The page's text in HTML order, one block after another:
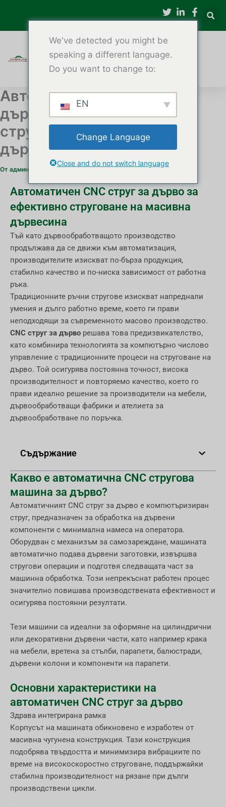
съдържанието
Автоматичен CNC струг за
дърво за ефективно
струговане на масивна
дървесина
От администратор
Автоматичен CNC струг за дърво за
ефективно струговане на масивна
дървесина
Тъй като дървообработващото производство
продължава да се движи към автоматизация,
производителите изискват по-бърза продукция,
стабилно качество и по-ниска зависимост от работна
ръка.
Традиционните ръчни стругове изискват напреднали
умения и дълго работно време, което ги прави
неподходящи за съвременното масово производство.
CNC струг за дърво решава това предизвикателство,
като комбинира технологията за компютърно числово
управление с традиционните процеси на струговане на
дърво. Той осигурява постоянна точност, висока
производителност и повторяемо качество, което го
прави идеално решение за производители на мебели,
дървообработващи фабрики и ателиета за
дървообработване по поръчка.
Съдържание
Какво е автоматична CNC стругова
машина за дърво?
Автоматичният CNC струг за дърво е компютъризиран
струг, предназначен за обработка на дървени
компоненти с минимална намеса на оператора.
Оборудван с механизъм за самозареждане, машината
автоматично подава дървени заготовки, извършва
стругови операции и подготвя следващата част за
машинна обработка. Този непрекъснат работен процес
значително повишава производствената ефективност и
осигурява постоянни резултати.
Тези машини са идеални за оформяне на цилиндрични
или декоративни дървени части, като например крака
на мебели, вретена за стълби, парапети, балюстради,
дървени колони и компоненти на парапети.
Основни характеристики на
автоматичен CNC струг за дърво
Здрава интегрирана рамка
Корпусът на машината обикновено е изработен от
масивна чугунена конструкция. Тази конструкция
подобрява твърдостта и минимизира вибрациите по
време на високоскоростно струговане, поддържайки
стабилна производителност на рязане при дълги
производствени цикли.
We've detected you might be
speaking a different language.
Do you want to change to:
EN
Change Language
Close and do not switch language